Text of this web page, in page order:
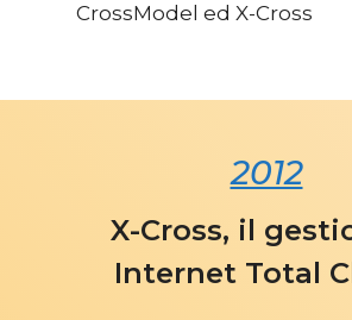
CrossModel ed X-Cross
2012
X-Cross, il
Internet Total